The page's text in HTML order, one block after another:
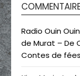
Radio Ouin
de Murat – De
Contes de